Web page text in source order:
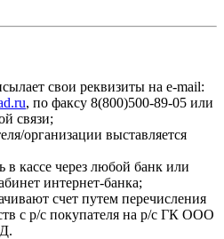
свои реквизиты на e-mail:
, по факсу 8(800)500-89-05 или
связи;
организации выставляется
в кассе через любой банк или
интернет-банка;
счет путем перечисления
с р/с покупателя на р/с ГК ООО